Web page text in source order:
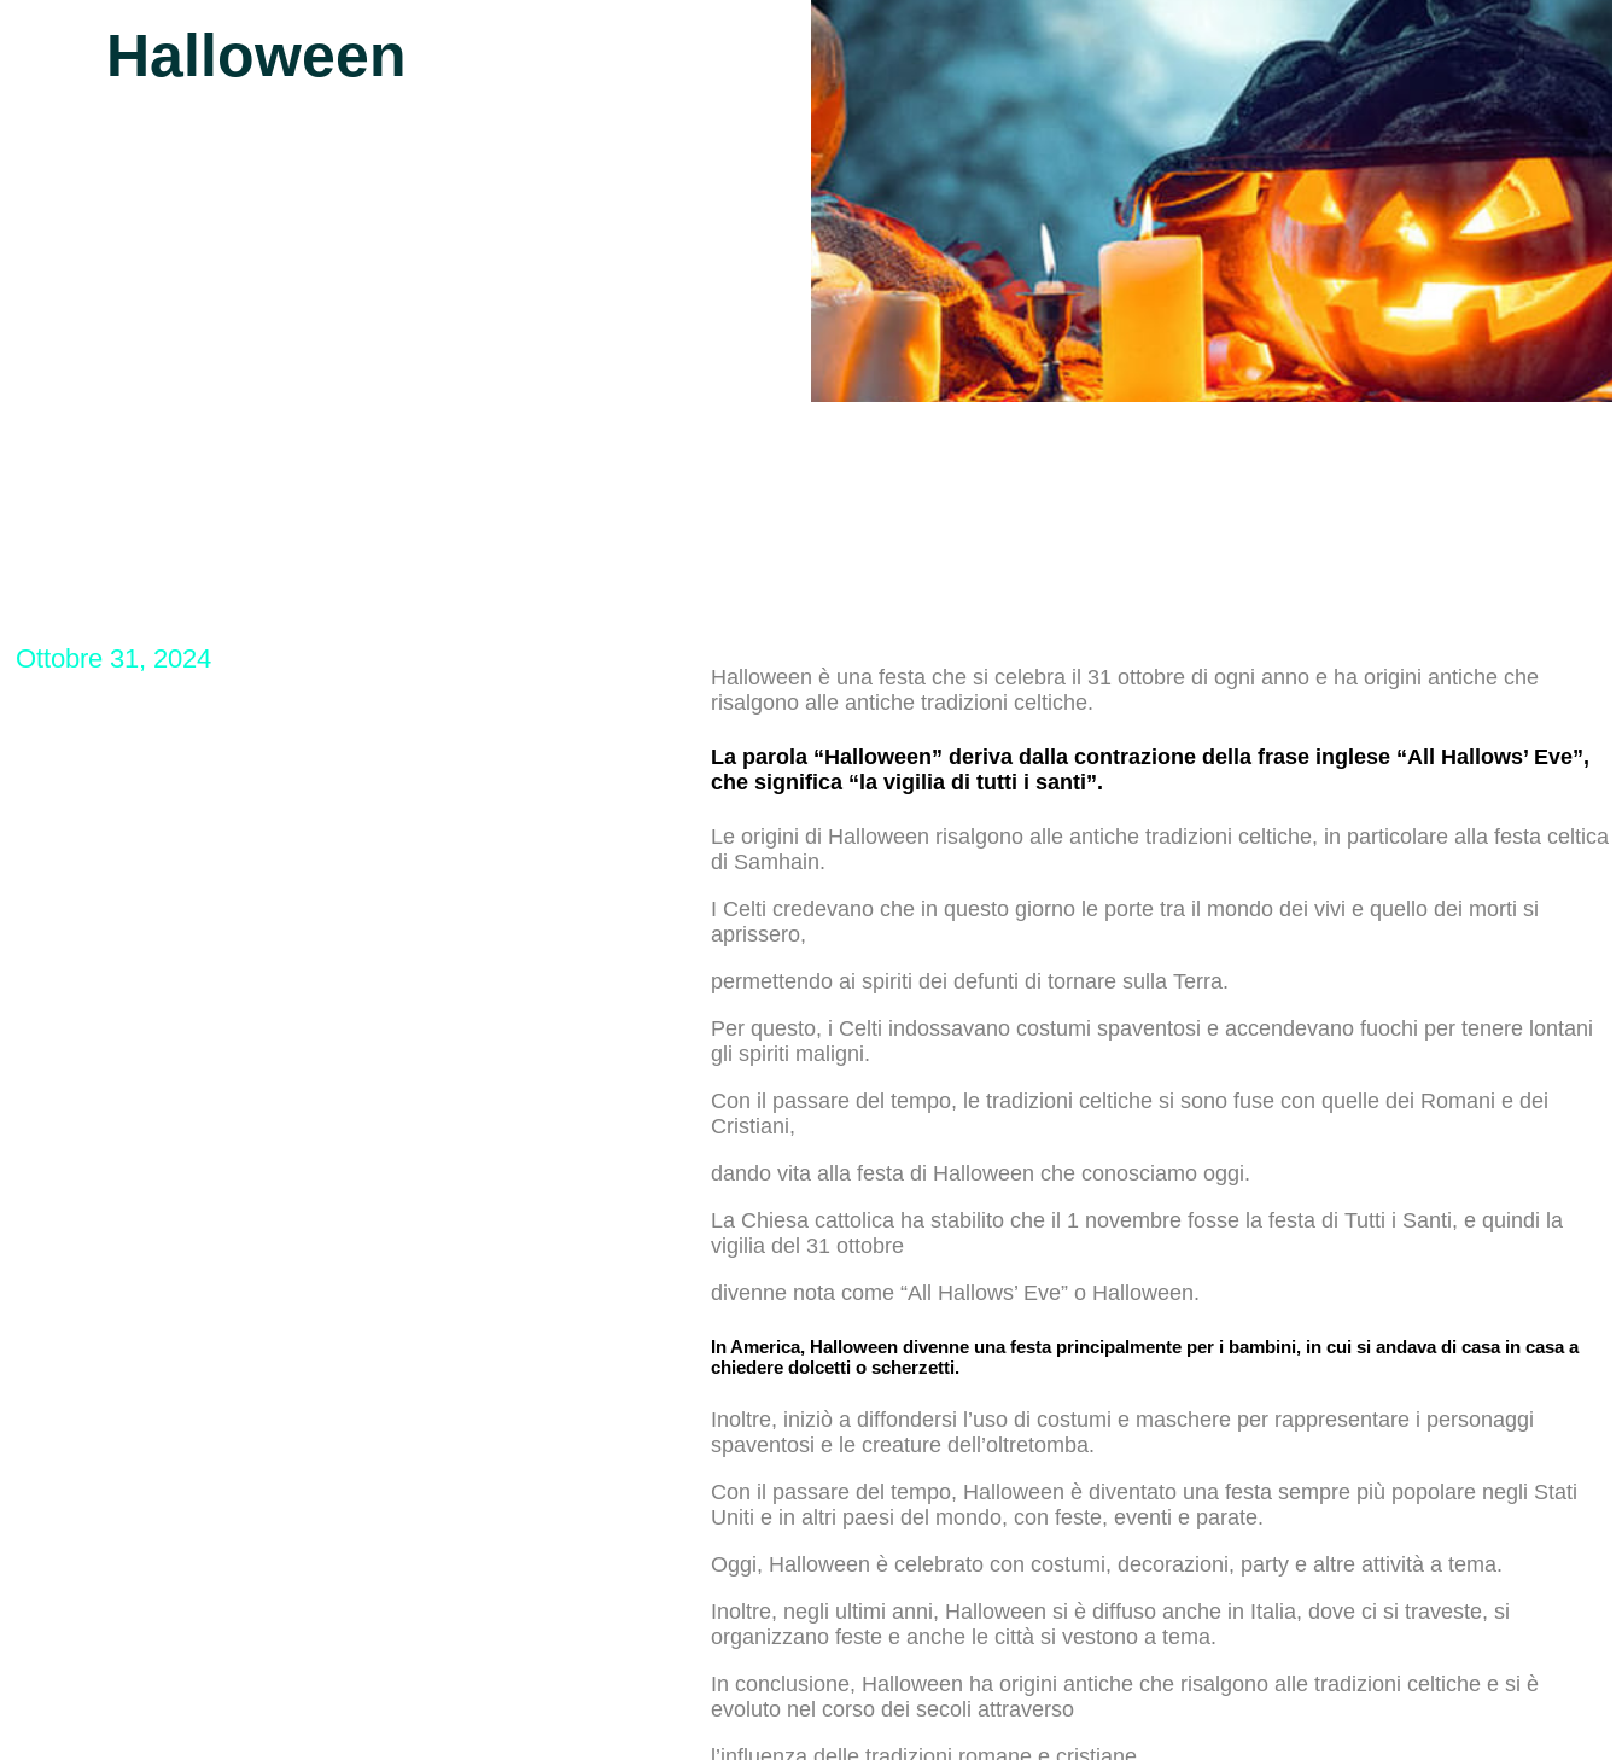
Halloween
Ottobre 31, 2024
Halloween è una festa che si celebra il 31 ottobre di ogni anno e ha origini antiche che
risalgono alle antiche tradizioni celtiche.
La parola “Halloween” deriva dalla contrazione della frase inglese “All Hallows’ Eve”,
che significa “la vigilia di tutti i santi”.
Le origini di Halloween risalgono alle antiche tradizioni celtiche, in particolare alla festa celtica
di Samhain.
I Celti credevano che in questo giorno le porte tra il mondo dei vivi e quello dei morti si
aprissero,
permettendo ai spiriti dei defunti di tornare sulla Terra.
Per questo, i Celti indossavano costumi spaventosi e accendevano fuochi per tenere lontani
gli spiriti maligni.
Con il passare del tempo, le tradizioni celtiche si sono fuse con quelle dei Romani e dei
Cristiani,
dando vita alla festa di Halloween che conosciamo oggi.
La Chiesa cattolica ha stabilito che il 1 novembre fosse la festa di Tutti i Santi, e quindi la
vigilia del 31 ottobre
divenne nota come “All Hallows’ Eve” o Halloween.
In America, Halloween divenne una festa principalmente per i bambini, in cui si andava di casa in casa a
chiedere dolcetti o scherzetti.
Inoltre, iniziò a diffondersi l’uso di costumi e maschere per rappresentare i personaggi
spaventosi e le creature dell’oltretomba.
Con il passare del tempo, Halloween è diventato una festa sempre più popolare negli Stati
Uniti e in altri paesi del mondo, con feste, eventi e parate.
Oggi, Halloween è celebrato con costumi, decorazioni, party e altre attività a tema.
Inoltre, negli ultimi anni, Halloween si è diffuso anche in Italia, dove ci si traveste, si
organizzano feste e anche le città si vestono a tema.
In conclusione, Halloween ha origini antiche che risalgono alle tradizioni celtiche e si è
evoluto nel corso dei secoli attraverso